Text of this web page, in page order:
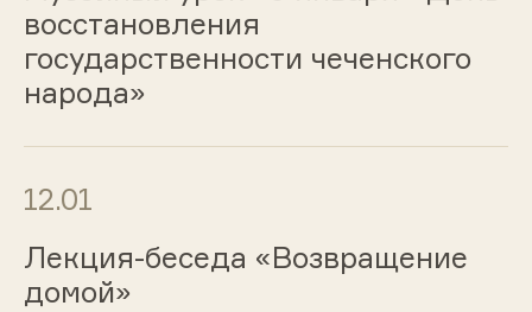
восстановления
государственности чеченского
народа»
12.01
Лекция-беседа «Возвращение
домой»